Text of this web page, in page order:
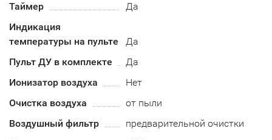
Таймер
Да
Индикация
температуры на пульте
Да
Пульт ДУ в комплекте
Да
Ионизатор воздуха
Нет
Очистка воздуха
от пыли
Воздушный фильтр
предварительной очистки